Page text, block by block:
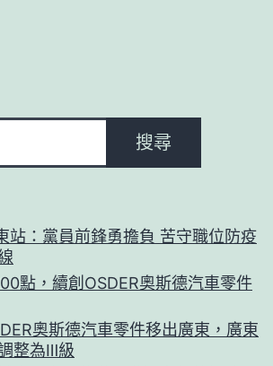
搜尋
站：黨員前鋒勇擔負 苦守職位防疫
點，續創OSDER奧斯德汽車零件
奧斯德汽車零件移出廣東，廣東
整為Ⅲ級